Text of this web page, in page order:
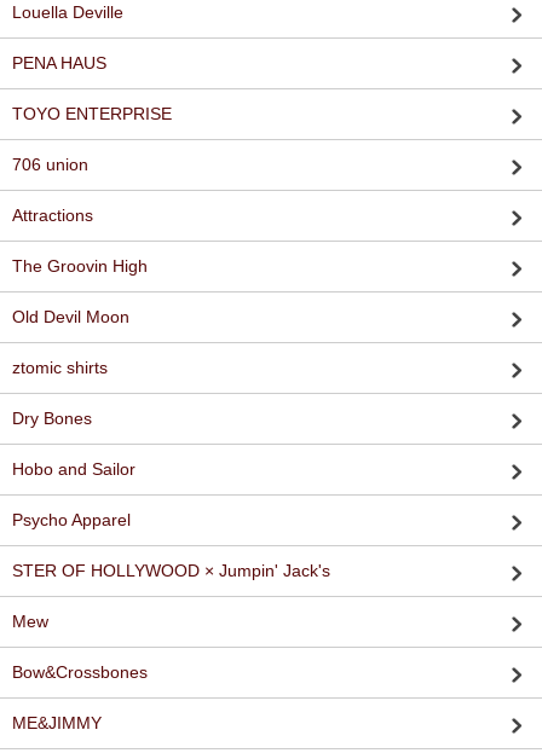
Louella Deville
PENA HAUS
TOYO ENTERPRISE
706 union
Attractions
The Groovin High
Old Devil Moon
ztomic shirts
Dry Bones
Hobo and Sailor
Psycho Apparel
STER OF HOLLYWOOD × Jumpin' Jack's
Mew
Bow&Crossbones
ME&JIMMY